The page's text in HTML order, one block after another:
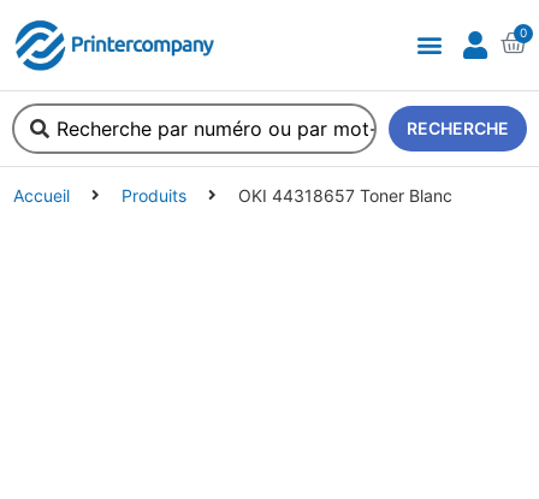
0
RECHERCHE
Accueil Produits OKI 44318657 Toner Blanc